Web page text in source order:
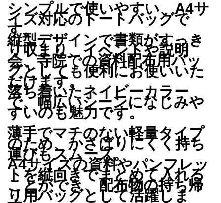
シンプルで使いやすい、A4サ
イズ対応のトートバッグで
す。
縦型デザインで書類がすっき
り収まり、イベントや説明
会、寺院での資料配布用バッ
グとしても便利にお使いいた
だけます。
落ち着いたネイビーカラー
で、幅広いシーンになじみや
すいのも魅力です。
薄手でマチのない軽量タイプ
のため、かさばりにくく持ち
運びもスムーズ。
A4サイズの資料やパンフレッ
トを縦向きでまとめて入れる
ことができ、配布物の持ち帰
り用バッグとして活躍しま